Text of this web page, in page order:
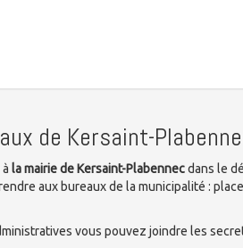
de Kersaint-
la mairie de Kersaint-Plabennecdans le
aux bureaux de la municipalité :
vous pouvez joindre les